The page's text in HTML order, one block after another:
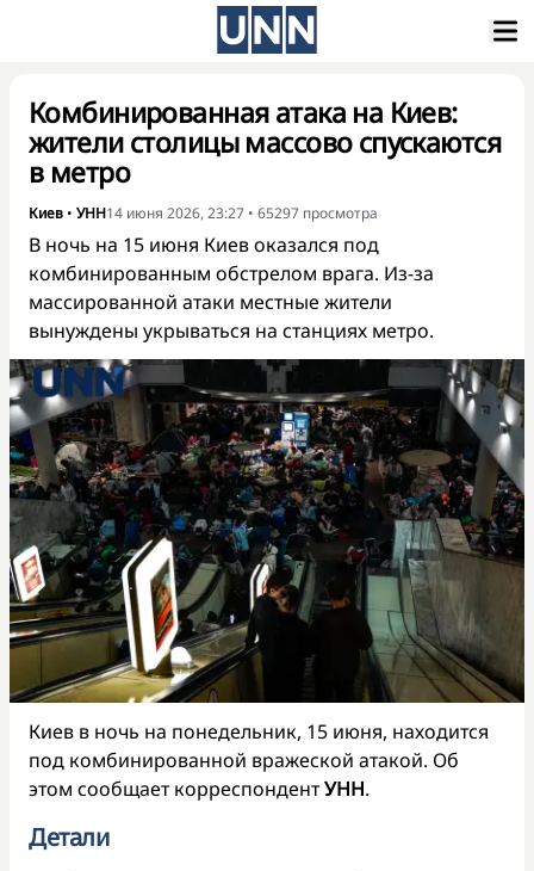
Комбинированная атака на Киев:
жители столицы массово спускаются
в метро
Киев • УНН14 июня 2026, 23:27 • 65297 просмотра
В ночь на 15 июня Киев оказался под
комбинированным обстрелом врага. Из-за
массированной атаки местные жители
вынуждены укрываться на станциях метро.
Киев в ночь на понедельник, 15 июня, находится
под комбинированной вражеской атакой. Об
этом сообщает корреспондентУНН.
Детали